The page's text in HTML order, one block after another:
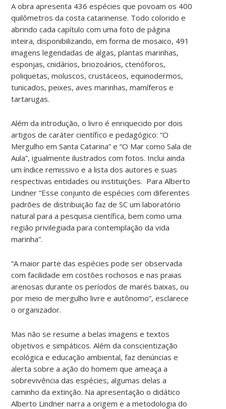
A obra apresenta 436 espécies que povoam os 400
quilômetros da costa catarinense. Todo colorido e
abrindo cada capítulo com uma foto de página
inteira, disponibilizando, em forma de mosaico, 491
imagens legendadas de algas, plantas marinhas,
esponjas, cnidários, briozoários, ctenóforos,
poliquetas, moluscos, crustáceos, equinodermos,
tunicados, peixes, aves marinhas, mamíferos e
tartarugas.
Além da introdução, o livro é enriquecido por dois
artigos de caráter científico e pedagógico: “O
Mergulho em Santa Catarina” e “O Mar como Sala de
Aula”, igualmente ilustrados com fotos. Inclui ainda
um índice remissivo e a lista dos autores e suas
respectivas entidades ou instituições. Para Alberto
Lindner “Esse conjunto de espécies com diferentes
padrões de distribuição faz de SC um laboratório
natural para a pesquisa científica, bem como uma
região privilegiada para contemplação da vida
marinha”.
“A maior parte das espécies pode ser observada
com facilidade em costões rochosos e nas praias
arenosas durante os períodos de marés baixas, ou
por meio de mergulho livre e autônomo”, esclarece
o organizador.
Mas não se resume a belas imagens e textos
objetivos e simpáticos. Além da conscientização
ecológica e educação ambiental, faz denúncias e
alerta sobre a ação do homem que ameaça a
sobrevivência das espécies, algumas delas a
caminho da extinção. Na apresentação o didático
Alberto Lindner narra a origem e a metodologia do